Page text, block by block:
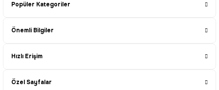
Popüler Kategoriler
Önemli Bilgiler
Hızlı Erişim
Özel Sayfalar